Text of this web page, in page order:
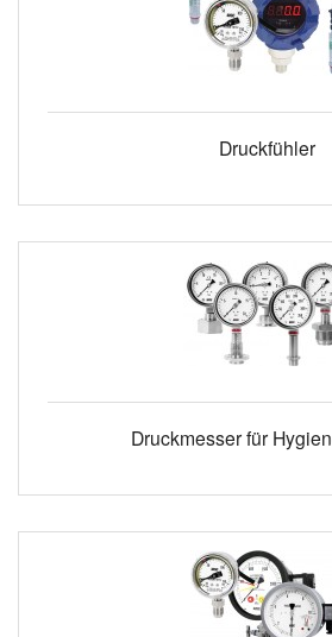
Druckfühler
Druckmesser für